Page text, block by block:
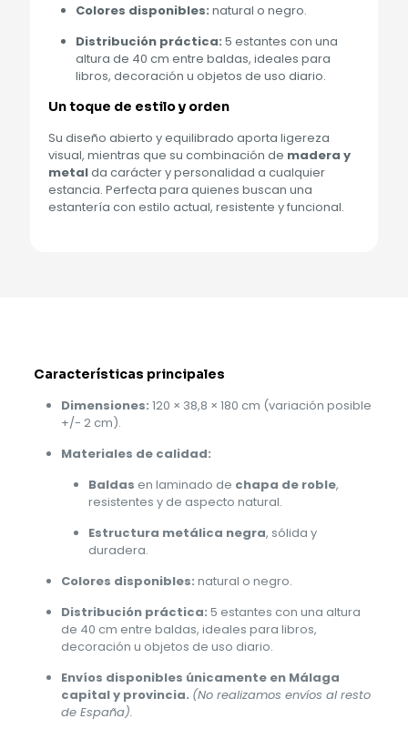
Colores disponibles: natural o negro.
Distribución práctica: 5 estantes con una
altura de 40 cm entre baldas, ideales para
libros, decoración u objetos de uso diario.
Un toque de estilo y orden
Su diseño abierto y equilibrado aporta ligereza
visual, mientras que su combinación de madera y
metalda carácter y personalidad a cualquier
estancia. Perfecta para quienes buscan una
estantería con estilo actual, resistente y funcional.
Características principales
Dimensiones: 120 × 38,8 × 180 cm (variación posible
+/- 2 cm).
Materiales de calidad:
Baldas en laminado de chapa de roble,
resistentes y de aspecto natural.
Estructura metálica negra, sólida y
duradera.
Colores disponibles: natural o negro.
Distribución práctica: 5 estantes con una altura
de 40 cm entre baldas, ideales para libros,
decoración u objetos de uso diario.
Envíos disponibles únicamente en Málaga
capital y provincia. (No realizamos envíos al resto
de España).